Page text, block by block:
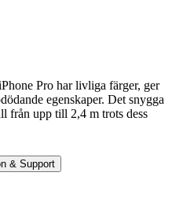
Pro har livliga färger, ger
egenskaper. Det snygga
från upp till 2,4 m trots dess
& Support